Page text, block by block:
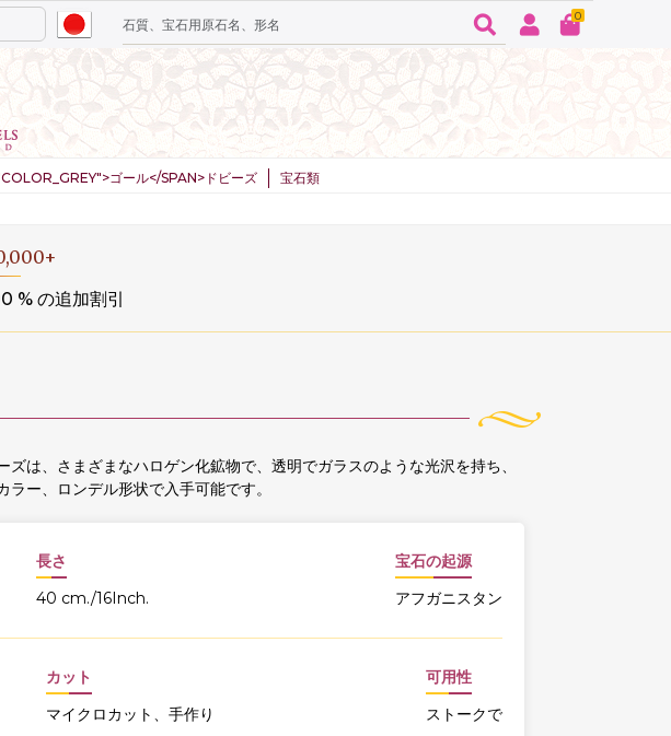
0
ゴール</SPAN>ドビーズ 宝石類
% の追加割引
は、さまざまなハロゲン化鉱物で、透明でガラスのような光沢を持ち、
ー、ロンデル形状で入手可能です。
長さ
40 cm./16Inch.
宝石の起源
アフガニスタン
カット
マイクロカット、手作り
可用性
ストークで